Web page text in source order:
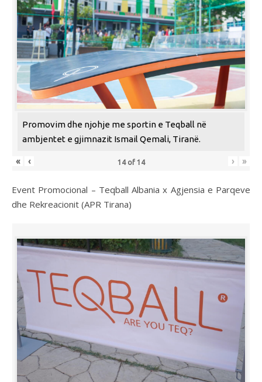
Promovim dhe njohje me sportin e Teqball në
ambjentet e gjimnazit Ismail Qemali, Tiranë.
« ‹ 14of 14 › »
Event Promocional – Teqball Albania x Agjensia e Parqeve
dhe Rekreacionit (APR Tirana)